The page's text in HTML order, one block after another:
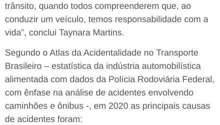
trânsito, quando todos compreenderem que, ao
conduzir um veículo, temos responsabilidade com a
vida”, conclui Taynara Martins.
Segundo o Atlas da Acidentalidade no Transporte
Brasileiro – estatística da indústria automobilística
alimentada com dados da Polícia Rodoviária Federal,
com ênfase na análise de acidentes envolvendo
caminhões e ônibus -, em 2020 as principais causas
de acidentes foram: